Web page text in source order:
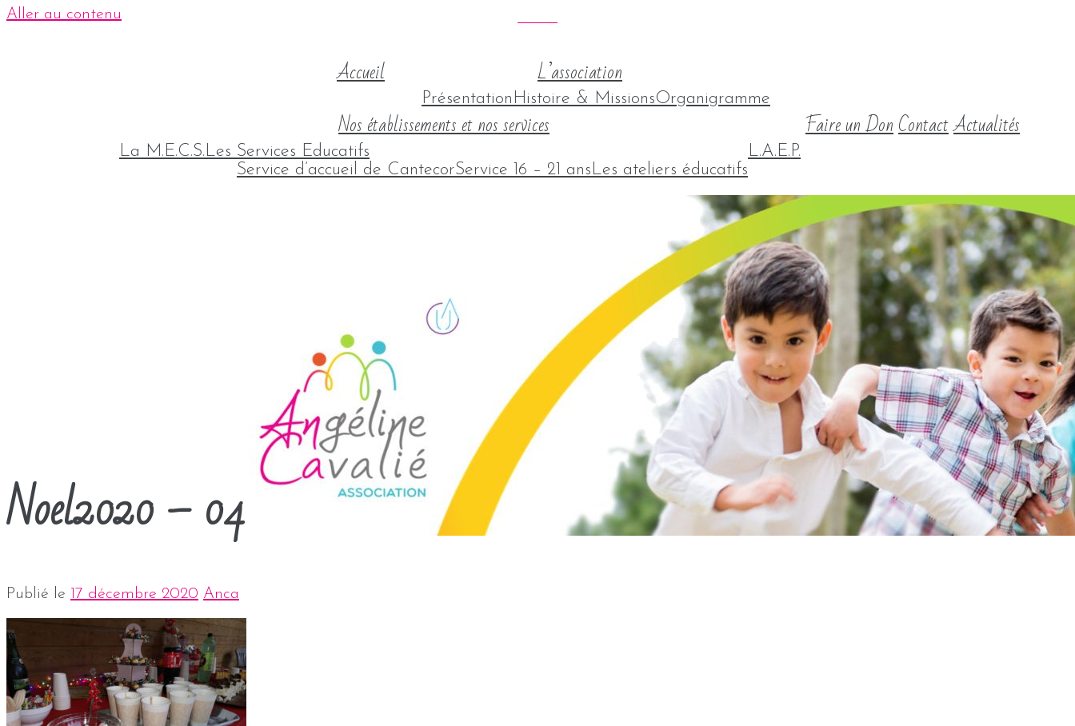
Aller au contenu
Accueil L’association
Présentation Histoire & MissionsOrganigramme
Nos établissements et nos services
La M.E.C.S.Les Services Educatifs
Service d’accueil de CantecorService 16 – 21 ansLes ateliers éducatifs
L.A.E.P.
Faire un DonContactActualités
Noel2020 – 04
Publié le 17 décembre 2020 Anca